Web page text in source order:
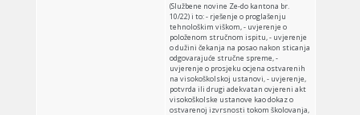
(Službene novine Ze-do kantona br.
10/22) i to: - rješenje o proglašenju
tehnološkim viškom, - uvjerenje o
položenom stručnom ispitu, - uvjerenje
o dužini čekanja na posao nakon sticanja
odgovarajuće stručne spreme, -
uvjerenje o prosjeku ocjena ostvarenih
na visokoškolskoj ustanovi, - uvjerenje,
potvrda ili drugi adekvatan ovjereni akt
visokoškolske ustanove kao dokaz o
ostvarenoj izvrsnosti tokom školovanja,